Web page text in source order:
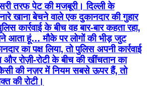
तरफ पेट की मजबूरी। दिल्ली के
खाना बेचने वाले एक दुकानदार की गुहार
कार्रवाई के बीच वह बार-बार कहता रहा,
आता हूं… मौके पर लोगों की भीड़ जुट
का पक्ष लिया, तो पुलिस अपनी कार्रवाई
रोज़ी-रोटी के बीच की खींचतान का
की नज़र में नियम सबसे ऊपर हैं, तो
की रोटी।